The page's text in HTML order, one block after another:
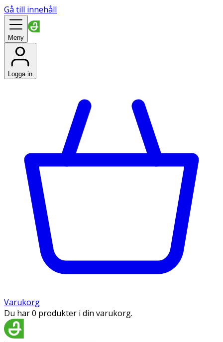
Gå till innehåll
Meny
Logga in
Varukorg
Du har 0 produkter i din varukorg.